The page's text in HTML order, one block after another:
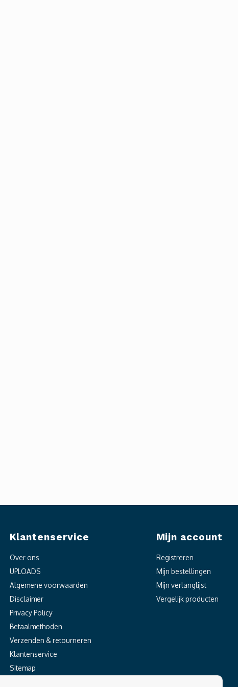
Klantenservice
Over ons
UPLOADS
Algemene voorwaarden
Disclaimer
Privacy Policy
Betaalmethoden
Verzenden & retourneren
Klantenservice
Sitemap
Mijn account
Registreren
Mijn bestellingen
Mijn verlanglijst
Vergelijk producten